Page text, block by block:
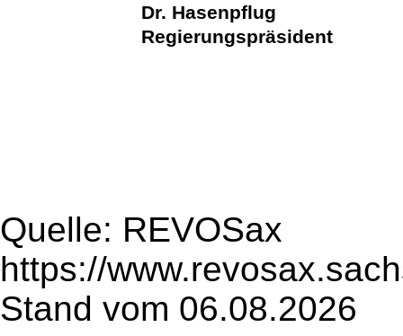
Dr. Hasenpflug
Regierungspräsident
Quelle: REVOSax
https://
Stand vom 06.08.2026